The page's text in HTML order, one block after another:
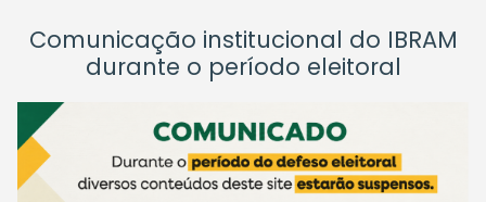
Comunicação institucional do IBRAM
durante o período eleitoral